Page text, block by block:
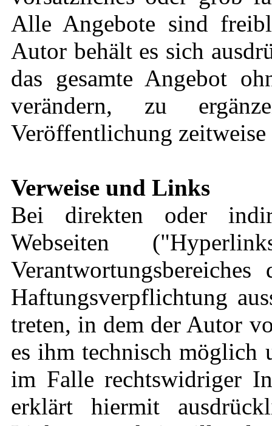
Alle Angebote sind
Autor behält es sich
das gesamte Angebot
verändern, zu
Veröffentlichung
Verweise und Links
Bei direkten oder
Webseiten
Haftungsverpflichtung
treten, in dem der Autor
es ihm technisch möglich
im Falle rechtswidriger
erklärt hiermit